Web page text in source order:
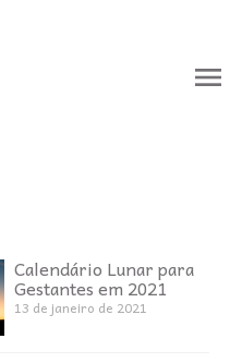
menu
Calendário Lunar para
Gestantes em 2021
13 de janeiro de 2021